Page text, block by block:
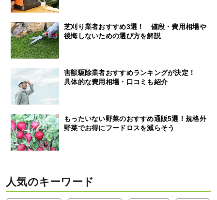
芝刈り業者おすすめ3選！ 値段・費用相場や
後悔しないための選び方を解説
害獣駆除業者おすすめランキングが決定！
具体的な費用相場・口コミも紹介
もったいない野菜のおすすめ通販5選！規格外
野菜でお得にフードロスを減らそう
人気のキーワード